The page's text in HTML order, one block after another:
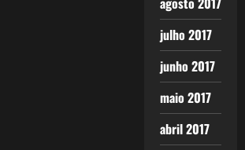
julho 2017
junho 2017
maio 2017
abril 2017